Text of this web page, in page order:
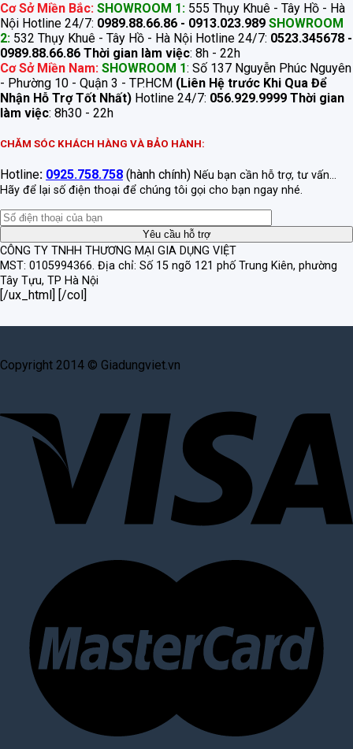
Cơ Sở Miền Bắc: SHOWROOM 1: 555 Thụy Khuê - Tây Hồ - Hà
Nội Hotline 24/7: 0989.88.66.86 - 0913.023.989 SHOWROOM
2: 532 Thụy Khuê - Tây Hồ - Hà Nội Hotline 24/7: 0523.345678 -
0989.88.66.86 Thời gian làm việc: 8h - 22h
Cơ Sở Miền Nam: SHOWROOM 1: Số 137 Nguyễn Phúc Nguyên
- Phường 10 - Quận 3 - TP.HCM (Liên Hệ trước Khi Qua Để
Nhận Hỗ Trợ Tốt Nhất) Hotline 24/7: 056.929.9999 Thời gian
làm việc: 8h30 - 22h
CHĂM SÓC KHÁCH HÀNG VÀ BẢO HÀNH:
Hotline: 0925.758.758 (hành chính) Nếu bạn cần hỗ trợ, tư vấn...
Hãy để lại số điện thoại để chúng tôi gọi cho bạn ngay nhé.
CÔNG TY TNHH THƯƠNG MẠI GIA DỤNG VIỆT
MST: 0105994366. Địa chỉ: Số 15 ngõ 121 phố Trung Kiên, phường
Tây Tựu, TP Hà Nội
[/ux_html] [/col]
Copyright 2014 © Giadungviet.vn